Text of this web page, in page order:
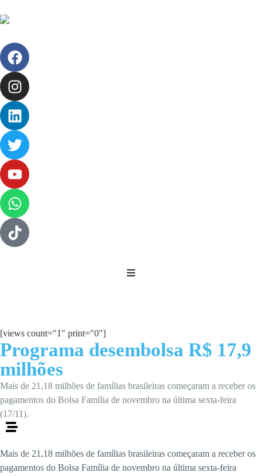
[views count="1" print="0"]
Programa desembolsa R$ 17,9
milhões
Mais de 21,18 milhões de famílias brasileiras começaram a receber os
pagamentos do Bolsa Família de novembro na última sexta-feira
(17/11).
Mais de 21,18 milhões de famílias brasileiras começaram a receber os
pagamentos do Bolsa Família de novembro na última sexta-feira